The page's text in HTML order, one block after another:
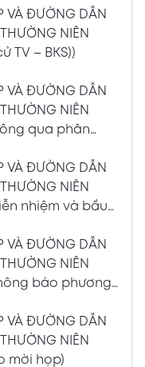
NIÊN NĂM 2024
BKS)
ĐƯỜNG DẪN TÀI
NIÊN NĂM 2024
Xem PDF
DẪN TÀI
NIÊN NĂM
từ nhiệm vị trí
Hồng Oanh
Xem PDF
VÀ ĐƯỜNG DẪN
NIÊN
TV – BKS))
VÀ ĐƯỜNG DẪN
NIÊN
qua phân
VÀ ĐƯỜNG DẪN
NIÊN
nhiệm và bầu
VÀ ĐƯỜNG DẪN
NIÊN
báo phương
VÀ ĐƯỜNG DẪN
NIÊN
mời họp)